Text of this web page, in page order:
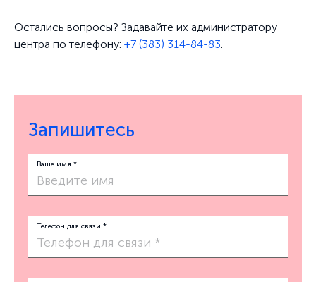
Остались вопросы? Задавайте их администратору
центра по телефону: +7 (383) 314-84-83.
Запишитесь
Ваше имя *
Телефон для связи *